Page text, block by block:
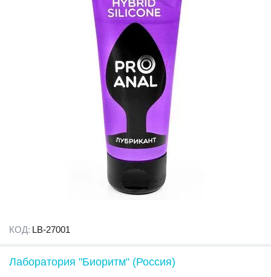
КОД: LB-27001
Лаборатория "Биоритм" (Россия)